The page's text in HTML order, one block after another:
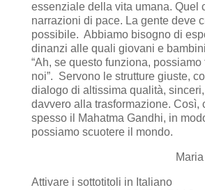
essenziale della vita umana. Quel
narrazioni di pace. La gente deve
possibile. Abbiamo bisogno di
dinanzi alle quali giovani e
“Ah, se questo funziona,
noi”. Servono le strutture giuste,
dialogo di altissima qualità,
davvero alla trasformazione. Così,
spesso il Mahatma Gandhi, in
possiamo scuotere il mondo.
Attivare i sottotitoli in Italiano